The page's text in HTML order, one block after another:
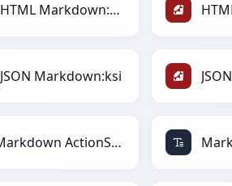
HTML Markdown:ksi
JSON Markdown:ksi
Markdown ActionScript:ksi